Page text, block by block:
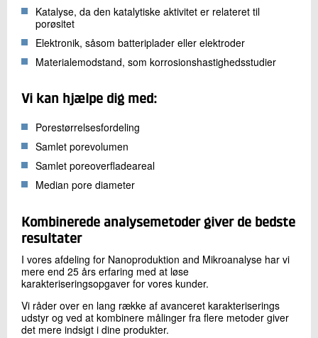
Katalyse, da den katalytiske aktivitet er relateret til
porøsitet
Elektronik, såsom batteriplader eller elektroder
Materialemodstand, som korrosionshastighedsstudier
Vi kan hjælpe dig med:
Porestørrelsesfordeling
Samlet porevolumen
Samlet poreoverfladeareal
Median pore diameter
Kombinerede analysemetoder giver de bedste
resultater
I vores afdeling for Nanoproduktion and Mikroanalyse har vi
mere end 25 års erfaring med at løse
karakteriseringsopgaver for vores kunder.
Vi råder over en lang række af avanceret karakteriserings
udstyr og ved at kombinere målinger fra flere metoder giver
det mere indsigt i dine produkter.